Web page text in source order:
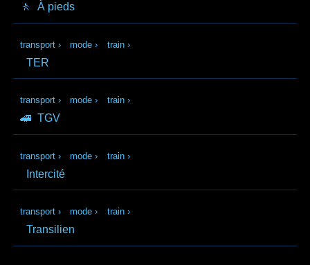
🚶 À pieds
transport › mode › train ›
TER
transport › mode › train ›
🚄 TGV
transport › mode › train ›
Intercité
transport › mode › train ›
Transilien